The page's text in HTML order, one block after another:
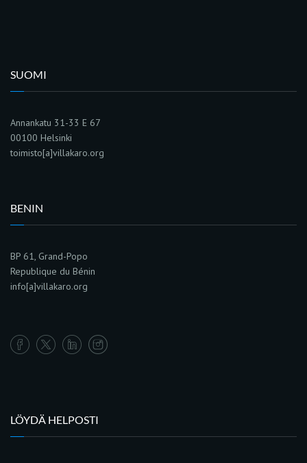
SUOMI
Annankatu 31-33 E 67
00100 Helsinki
toimisto[a]villakaro.org
BENIN
BP 61, Grand-Popo
Republique du Bénin
info[a]villakaro.org
LÖYDÄ HELPOSTI